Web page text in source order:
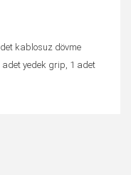
kablosuz dövme
yedek grip, 1 adet